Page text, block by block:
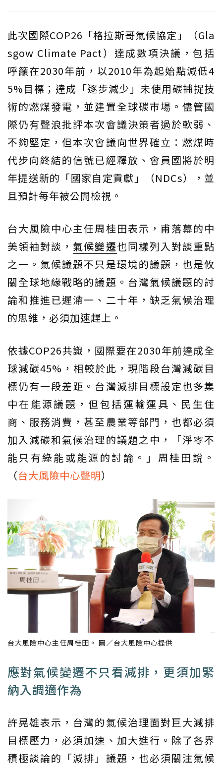
此次國際COP26「格拉斯哥氣候協定」（Gla
sgow Climate Pact）達成數項決議，包括
呼籲在2030年前，以2010年為起始點減低4
5%目標；達成「逐步減少」未使用碳捕捉技
術的燃煤發電，並建置全球碳市場。儘管國
際仍有聲浪批評本次會議決策者過於軟弱、
不夠堅定，但本次會議向世界確立：燃煤時
代步向終結的信號已經釋放、會員國將於明
年提送新的「國家自定貢獻」（NDCs），並
且預計每年被公開檢視。
台大風險中心主任周桂田表示，甫落幕的中
美領袖對談， 氣候變遷也同樣列入對談重點
之一。氣候議題不只是環境的議題，也是攸
關全球地緣戰略的議題。台灣氣候議題的討
論和推進已遲滯一、二十年，缺乏氣候治理
的思維，必須加速趕上。
依據COP26共識，國際要在2030年前達成全
球減碳45%，相較於此，現階段台灣減碳目
標仍有一段差距。台灣減排目標設定也多集
中在能源議題，但包括運輸運具、民生住
商、服務消費，甚至農業等部門，也都必須
加入減碳和氣候治理的議題之中，「淨零不
能只有綠能或能源的討論。」周桂田說。
（台大風險中心聲明）
台大風險中心主任周桂田。 圖／台大風險中心提供
應對氣候變遷不只看減排，更須加緊
納入調適作為
許晃雄表示，台灣的氣候治理面對巨大減排
目標壓力，必須加速、加大進行。除了各界
積極談論的「減排」議題，也必須關注氣候